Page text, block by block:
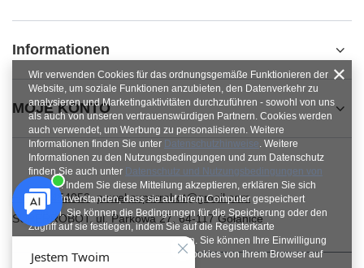
Informationen
MOJE KONTO
+48784454053 pawel.superrobot@gmail.com
SUPERROBOT,ul. Parkowa 27,64-117Gołanice
Wir verwenden Cookies für das ordnungsgemäße Funktionieren der
Website, um soziale Funktionen anzubieten, den Datenverkehr zu
analysieren und Marketingaktivitäten durchzuführen - sowohl von uns
als auch von unseren vertrauenswürdigen Partnern. Cookies werden
auch verwendet, um Werbung zu personalisieren. Weitere
Informationen finden Sie unter Datenschutzhinweise. Weitere
Informationen zu den Nutzungsbedingungen und zum Datenschutz
finden Sie auch unter Datenschutz und Nutzungsbedingungen von
Google. Indem Sie diese Mitteilung akzeptieren, erklären Sie sich
damit einverstanden, dass sie auf Ihrem Computer gespeichert
werden. Sie können die Bedingungen für die Speicherung oder den
Zugriff auf sie festlegen, indem Sie auf die Registerkarte
„Zustimmungen konfigurieren“ klicken. Sie können Ihre Einwilligung
jederzeit widerrufen, indem Sie die Cookies von Ihrem Browser auf